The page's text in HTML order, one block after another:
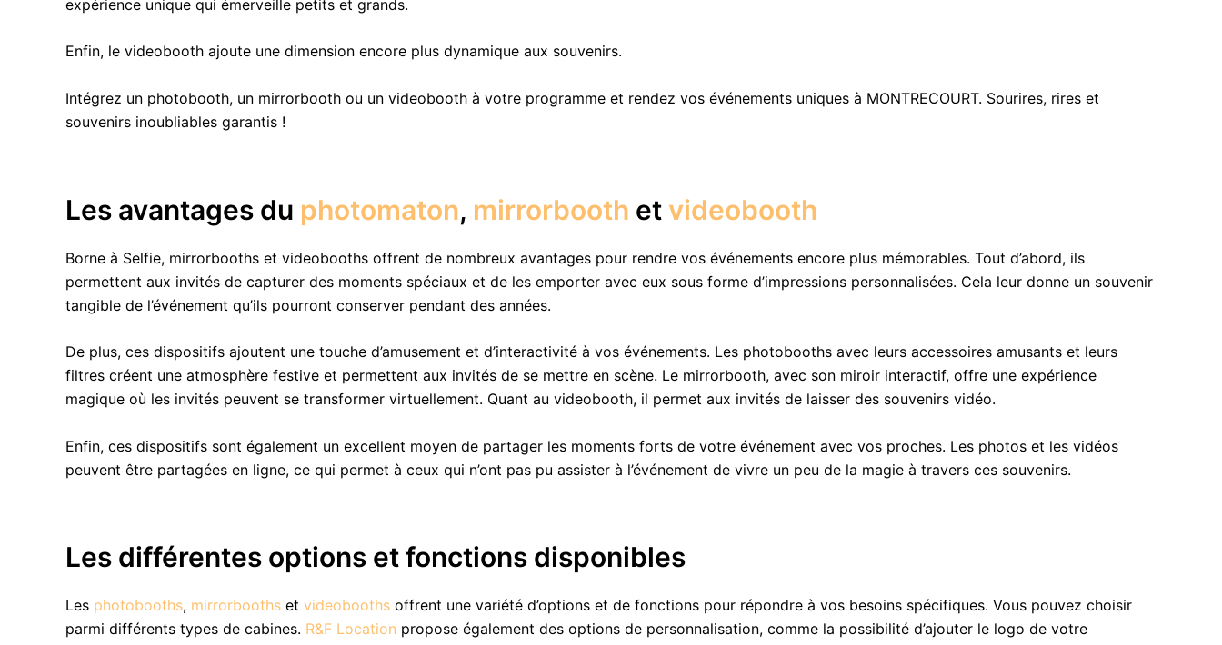
expérience unique qui émerveille petits et grands.
Enfin, le videobooth ajoute une dimension encore plus dynamique aux souvenirs.
Intégrez un photobooth, un mirrorbooth ou un videobooth à votre programme et rendez vos événements uniques à MONTRECOURT. Sourires, rires et
souvenirs inoubliables garantis !
Les avantages du photomaton, mirrorbooth et videobooth
Borne à Selfie, mirrorbooths et videobooths offrent de nombreux avantages pour rendre vos événements encore plus mémorables. Tout d’abord, ils
permettent aux invités de capturer des moments spéciaux et de les emporter avec eux sous forme d’impressions personnalisées. Cela leur donne un souvenir
tangible de l’événement qu’ils pourront conserver pendant des années.
De plus, ces dispositifs ajoutent une touche d’amusement et d’interactivité à vos événements. Les photobooths avec leurs accessoires amusants et leurs
filtres créent une atmosphère festive et permettent aux invités de se mettre en scène. Le mirrorbooth, avec son miroir interactif, offre une expérience
magique où les invités peuvent se transformer virtuellement. Quant au videobooth, il permet aux invités de laisser des souvenirs vidéo.
Enfin, ces dispositifs sont également un excellent moyen de partager les moments forts de votre événement avec vos proches. Les photos et les vidéos
peuvent être partagées en ligne, ce qui permet à ceux qui n’ont pas pu assister à l’événement de vivre un peu de la magie à travers ces souvenirs.
Les différentes options et fonctions disponibles
Les photobooths, mirrorbooths et videobooths offrent une variété d’options et de fonctions pour répondre à vos besoins spécifiques. Vous pouvez choisir
parmi différents types de cabines. R&F Location propose également des options de personnalisation, comme la possibilité d’ajouter le logo de votre